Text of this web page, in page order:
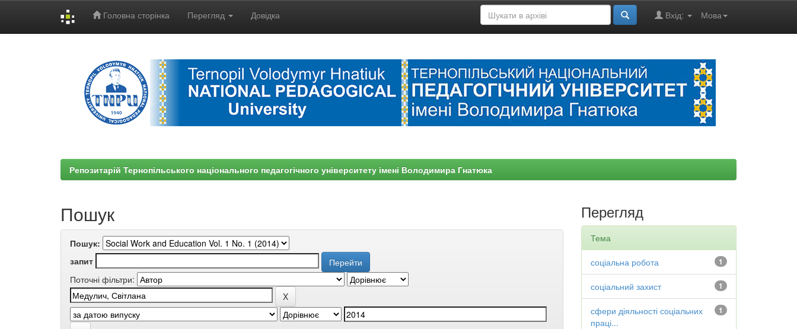
Головна сторінка Перегляд Довідка Мова
Вхід:
Репозитарій Тернопільського національного педагогічного університету імені Володимира Гнатюка
Пошук
Пошук:
запит
Поточні фільтри:
Перегляд
Тема
1
соціальна робота
1
соціальний захист
1
сфери діяльності соціальних
праці...